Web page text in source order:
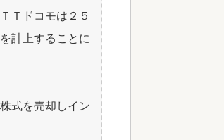
Ｔドコモは２５
計上することに
式を売却しイン